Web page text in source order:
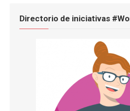
Directorio de iniciativas